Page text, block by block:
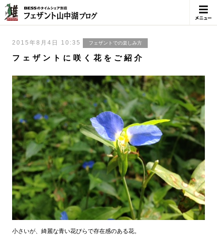
メニュ
2015年8月4日 10:35 フェザントでの楽しみ方
フェザントに咲く花をご紹介
小さいが、綺麗な青い花びらで存在感のある花。